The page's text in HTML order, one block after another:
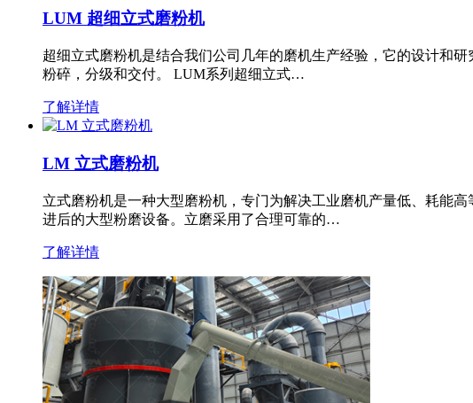
LUM 超细立式磨粉机
超细立式磨粉机是结合我们公司几年的磨机生产经验，它的设计和
粉碎，分级和交付。 LUM系列超细立式…
了解详情
LM 立式磨粉机
立式磨粉机是一种大型磨粉机，专门为解决工业磨机产量低、耗能
进后的大型粉磨设备。立磨采用了合理可靠的…
了解详情